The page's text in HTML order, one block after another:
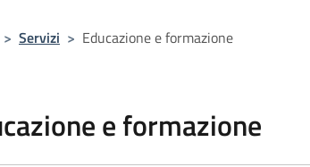
> Servizi > Educazione e formazione
e formazione